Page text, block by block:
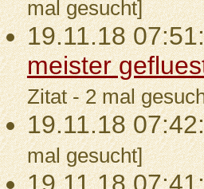
mal gesucht]
19.11.18
meister
Zitat - 2 mal
19.11.18
mal gesucht]